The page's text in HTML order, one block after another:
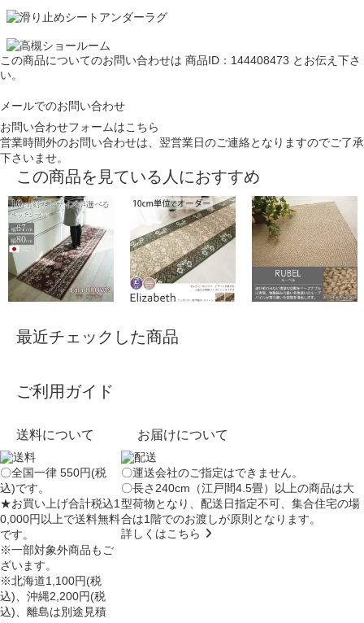
この商品についてのお問い合わせは 商品ID：144408473 とお伝え下さ
い。
メールでのお問い合わせ
お問い合わせフォームはこちら
営業時間外のお問い合わせは、翌営業日のご連絡となりますのでご了承
下さいませ。
この商品を見ている人におすすめ
最近チェックした商品
ご利用ガイド
送料について
〇全国一律 550円(税
込)です。
★お買い上げ合計税込1
0,000円以上で送料無料
です。
※一部対象外商品もご
ざいます。
※北海道1,100円(税
込)、沖縄2,200円(税
込)、離島は別途見積
お届けについて
〇運送会社のご指定はできません。
〇長さ240cm（江戸間4.5畳）以上の商品は大
型荷物となり、配送日指定不可、集合住宅の場
合は1階でのお渡しが原則となります。
詳しくはこちら